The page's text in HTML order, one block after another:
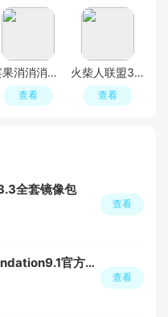
宾果消消消官方
查看
火柴人联盟3官方正版
查看
全套镜像包
查看
VMwareCloudFoundation9.1官方正式版核心组件
查看